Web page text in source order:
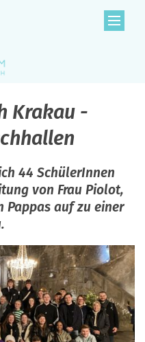
Krakau -
44 SchülerInnen
von Frau Piolot,
Pappas auf zu einer